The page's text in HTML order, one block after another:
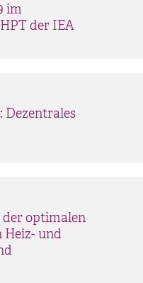
im
der IEA
Dezentrales
der optimalen
Heiz- und